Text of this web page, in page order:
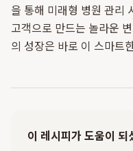
을 통해 미래형 병원 관리
고객으로 만드는 놀라운
의 성장은 바로 이 스마트
이 레시피가 도움이 되